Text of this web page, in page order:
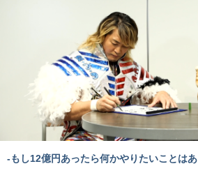
-もし12億円あったら何かやりたいことは